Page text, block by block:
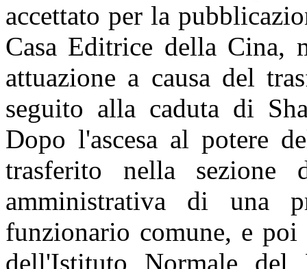
accettato per la
Casa Editrice della Cina,
attuazione a causa del
seguito alla caduta di
Dopo l'ascesa al potere
trasferito nella sezione
amministrativa di una
funzionario comune, e
dell'Istituto Normale